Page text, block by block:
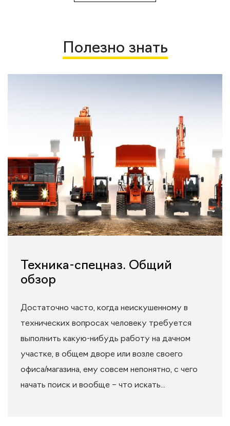
Полезно знать
Техника-спецназ. Общий
обзор
Достаточно часто, когда неискушенному в
технических вопросах человеку требуется
выполнить какую-нибудь работу на дачном
участке, в общем дворе или возле своего
офиса/магазина, ему совсем непонятно, с чего
начать поиск и вообще – что искать...